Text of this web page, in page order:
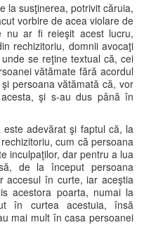
la susţinerea, potrivit căruia,
vorbire de acea violare de
nu ar fi reieşit acest lucru,
rechizitoriu, domnii avocaţi
se reţine textual că, cei
vătămate fără acordul
persoana vătămată că, vor
şi s-au dus până în
adevărat şi faptul că, la
cum că persoana
inculpaţilor, dar pentru a lua
de la început persoana
accesul în curte, iar aceştia
acestora poarta, numai la
în curtea acestuia, însă
mai mult în casa persoanei